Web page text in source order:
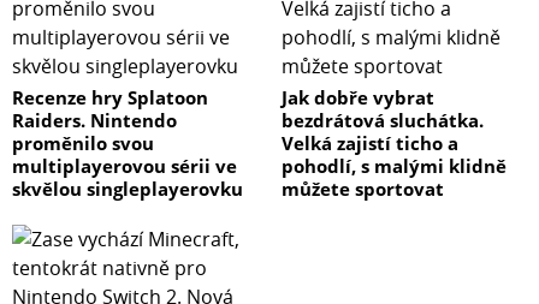
Recenze hry Splatoon
Raiders. Nintendo
proměnilo svou
multiplayerovou sérii ve
skvělou singleplayerovku
Jak dobře vybrat
bezdrátová sluchátka.
Velká zajistí ticho a
pohodlí, s malými klidně
můžete sportovat